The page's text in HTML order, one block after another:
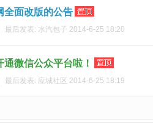
全面改版的公告
最后发表: 水汽包子 2014-6-25 18:20
微信公众平台啦！
最后发表: 应城社区 2014-6-25 18:19